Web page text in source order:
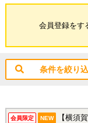
会員登録をす
条件を絞り
会員限定 NEW 【横須